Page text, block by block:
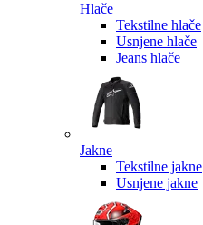
Hlače
Tekstilne hlače
Usnjene hlače
Jeans hlače
Jakne
Tekstilne jakne
Usnjene jakne